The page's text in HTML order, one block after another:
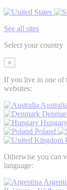
See all sites
Select your country
×
If you live in one of
websites:
Australia
Hungary
Poland
Otherwise you can
language: